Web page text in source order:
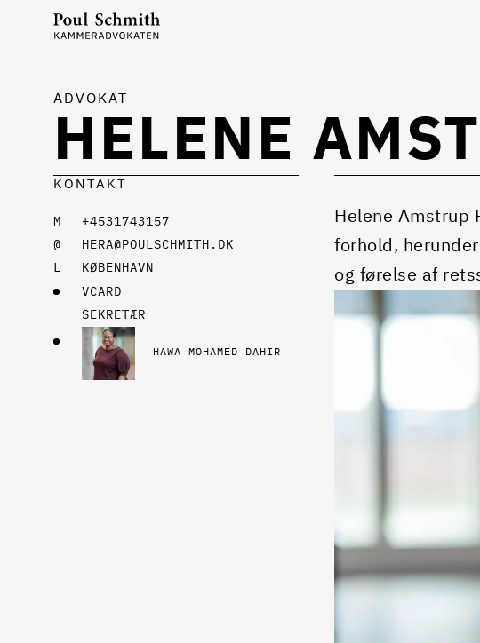
HELENE
ADVOKAT
KONTAKT
+4531743157
HERA@POULSCHMITH.DK
KØBENHAVN
VCARD
SEKRETÆR
HAWA MOHAMED DAHIR
Helene
forhold,
og førelse af